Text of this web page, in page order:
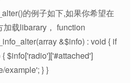
的例子如下,如果你希望在
加载libarary， function
&$info) : void { if
$info['radio']['#attached']
example'; } }